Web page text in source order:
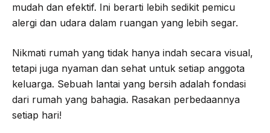
mudah dan efektif. Ini berarti lebih sedikit pemicu
alergi dan udara dalam ruangan yang lebih segar.
Nikmati rumah yang tidak hanya indah secara visual,
tetapi juga nyaman dan sehat untuk setiap anggota
keluarga. Sebuah lantai yang bersih adalah fondasi
dari rumah yang bahagia. Rasakan perbedaannya
setiap hari!